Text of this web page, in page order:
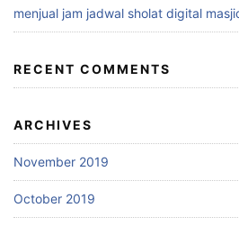
menjual jam jadwal sholat digital
RECENT COMMENTS
ARCHIVES
November 2019
October 2019